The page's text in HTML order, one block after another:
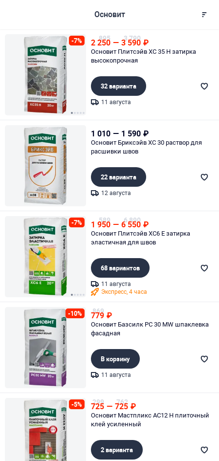
Основит
-7% 895
2 250 — 3 790
3 590 ₽
Основит Плитсэйв XC 35 H затирка
высокопрочная
32 варианта
11 августа
1 010 — 1 590 ₽
Основит Бриксэйв XC 30 раствор для
расшивки швов
22 варианта
12 августа
-7% 589
1 950 — 6 890
6 550 ₽
Основит Плитсэйв XC6 E затирка
эластичная для швов
68 вариантов
11 августа
Экспресс, 4 часа
-10% 869
779 ₽
Основит Базсилк PC 30 MW шпаклевка
фасадная
В корзину
11 августа
-5% 299
725 — 762
725 ₽
Основит Мастпликс АС12 H плиточный
клей усиленный
2 варианта